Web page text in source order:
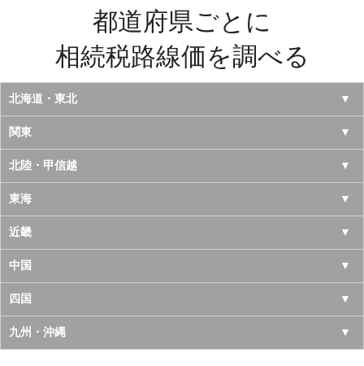
都道府県ごとに
相続税路線価を調べる
北海道・東北
北海道
青森県
岩手県
宮城県
秋田県
山形県
福島県
関東
東京都
神奈川県
千葉県
埼玉県
茨城県
栃木県
北陸・甲信越
山梨県
長野県
新潟県
富山県
石川県
東海
愛知県
岐阜県
三重県
静岡県
近畿
大阪府
京都府
兵庫県
中国
鳥取県
島根県
四国
徳島県
九州・沖縄